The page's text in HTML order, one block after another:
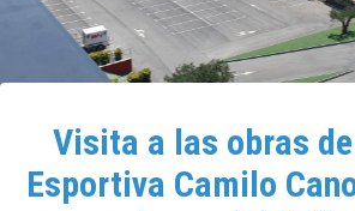
Visita a las obras
Esportiva Camilo